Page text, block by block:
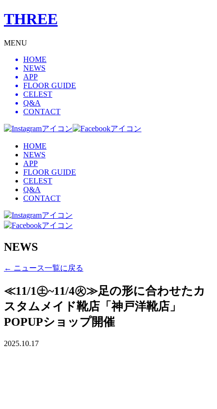
THREE
MENU
HOME
NEWS
APP
FLOOR GUIDE
CELEST
Q&A
CONTACT
HOME
NEWS
APP
FLOOR GUIDE
CELEST
Q&A
CONTACT
NEWS
← ニュース一覧に戻る
≪11/1㊏~11/4㊋≫足の形に合わせたカ
スタムメイド靴店「神戸洋靴店」
POPUPショップ開催
2025.10.17